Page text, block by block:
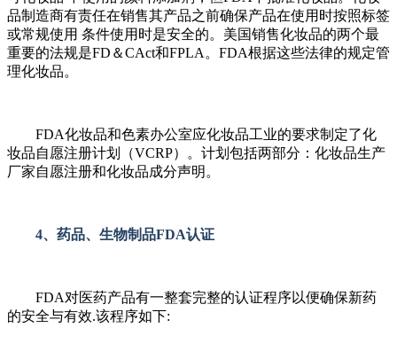
品制造商有责任在销售其产品之前确保产品在使用时按照标签
或常规使用 条件使用时是安全的。美国销售化妆品的两个最
重要的法规是FD＆CAct和FPLA。FDA根据这些法律的规定管
理化妆品。
FDA化妆品和色素办公室应化妆品工业的要求制定了化
妆品自愿注册计划（VCRP）。计划包括两部分：化妆品生产
厂家自愿注册和化妆品成分声明。
4、药品、生物制品FDA认证
FDA对医药产品有一整套完整的认证程序以便确保新药
的安全与有效.该程序如下: